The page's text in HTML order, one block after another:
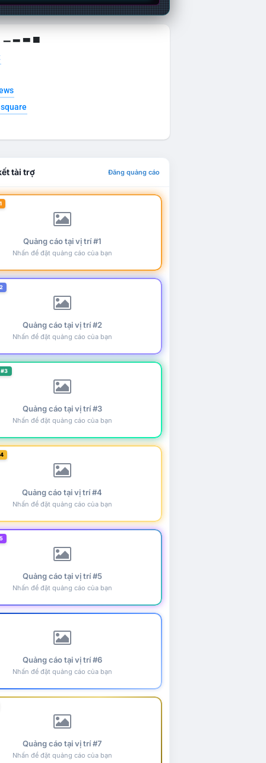
▁ ▂ ▃ ▄
tài trợ Đăng quảng cáo
Quảng cáo tại vị trí #1
Nhấn để đặt quảng cáo của bạn
Quảng cáo tại vị trí #2
Nhấn để đặt quảng cáo của bạn
Quảng cáo tại vị trí #3
Nhấn để đặt quảng cáo của bạn
Quảng cáo tại vị trí #4
Nhấn để đặt quảng cáo của bạn
Quảng cáo tại vị trí #5
Nhấn để đặt quảng cáo của bạn
Quảng cáo tại vị trí #6
Nhấn để đặt quảng cáo của bạn
Quảng cáo tại vị trí #7
Nhấn để đặt quảng cáo của bạn